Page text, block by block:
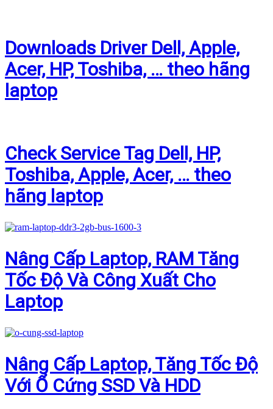
Downloads Driver Dell, Apple,
Acer, HP, Toshiba, … theo hãng
laptop
Check Service Tag Dell, HP,
Toshiba, Apple, Acer, … theo
hãng laptop
Nâng Cấp Laptop, RAM Tăng
Tốc Độ Và Công Xuất Cho
Laptop
Nâng Cấp Laptop, Tăng Tốc Độ
Với Ổ Cứng SSD Và HDD